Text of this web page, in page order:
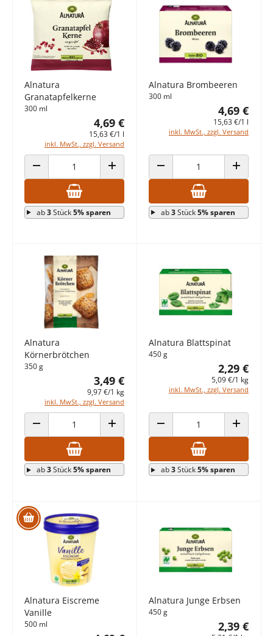
Alnatura
Granatapfelkerne
300 ml
4,69 €
15,63 €/1 l
inkl. MwSt., zzgl. Versand
ANZAHL VERRINGERN ANZAHL ERHÖHEN
ab3Stück5% sparen
Alnatura Brombeeren
300 ml
4,69 €
15,63 €/1 l
inkl. MwSt., zzgl. Versand
ANZAHL VERRINGERN ANZAHL
ab3Stück5% sparen
Alnatura
Körnerbrötchen
350 g
3,49 €
9,97 €/1 kg
inkl. MwSt., zzgl. Versand
ANZAHL VERRINGERN ANZAHL ERHÖHEN
ab3Stück5% sparen
Alnatura Blattspinat
450 g
2,29 €
5,09 €/1 kg
inkl. MwSt., zzgl. Versand
ANZAHL VERRINGERN ANZAHL
ab3Stück5% sparen
Alnatura Eiscreme
Vanille
500 ml
Alnatura Junge Erbsen
450 g
2,39 €